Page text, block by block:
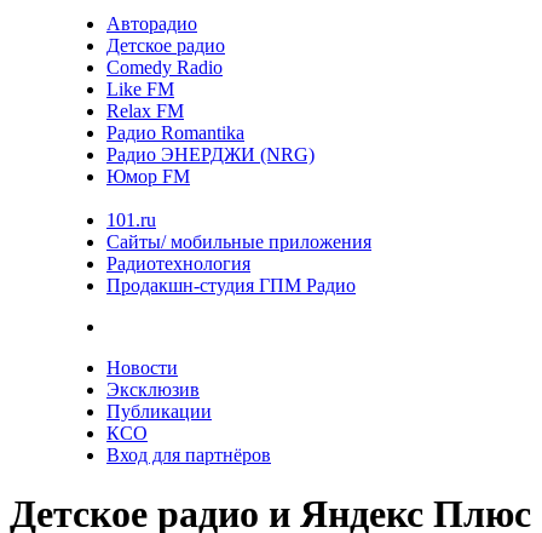
Авторадио
Детское радио
Comedy Radio
Like FM
Relax FM
Радио Romantika
Радио ЭНЕРДЖИ (NRG)
Юмор FM
101.ru
Сайты/ мобильные приложения
Радиотехнология
Продакшн-студия ГПМ Радио
Новости
Эксклюзив
Публикации
КСО
Вход для партнёров
Детское радио и Яндекс Плюс